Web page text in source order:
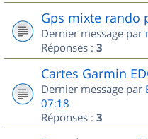
Gps mixte rando
Dernier message par
Réponses : 3
Cartes Garmin
Dernier message par
07:18
Réponses : 3